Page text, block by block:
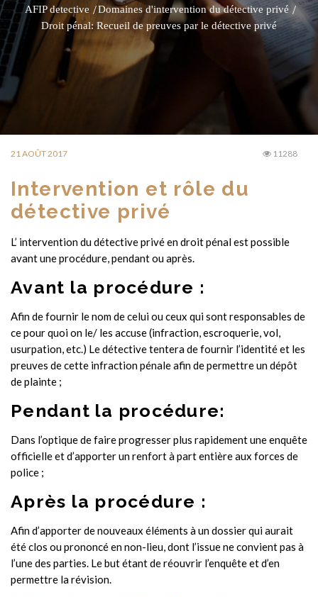
AFIP detective
Domaines d'intervention du détective privé
Droit pénal: Recueil de preuves par le détective privé
21 AOÛT 2017 11288
Intervention et rôle du
détective privé
L’ intervention du détective privé en droit pénal est possible
avant une procédure, pendant ou après.
Avant la procédure :
Afin de fournir le nom de celui ou ceux qui sont responsables de
ce pour quoi on le/ les accuse (infraction, escroquerie, vol,
usurpation, etc.) Le détective tentera de fournir l’identité et les
preuves de cette infraction pénale afin de permettre un dépôt
de plainte ;
Pendant la procédure:
Dans l’optique de faire progresser plus rapidement une enquête
officielle et d’apporter un renfort à part entière aux forces de
police ;
Après la procédure :
Afin d’apporter de nouveaux éléments à un dossier qui aurait
été clos ou prononcé en non-lieu, dont l’issue ne convient pas à
l’une des parties. Le but étant de réouvrir l’enquête et d’en
permettre la révision.